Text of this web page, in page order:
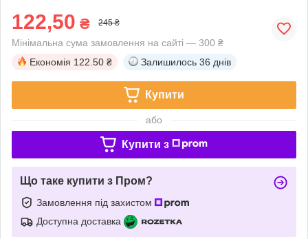
122,50 ₴ 245 ₴
Мінімальна сума замовлення на сайті — 300 ₴
Економія 122.50 ₴ Залишилось 36 днів
Купити
або
Купити з
Що таке купити з Пром?
Замовлення під захистом
Доступна доставка